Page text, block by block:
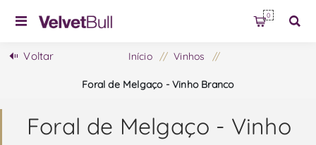
0
Voltar Início / Vinhos /
Foral de Melgaço - Vinho Branco
Foral de Melgaço - Vinho